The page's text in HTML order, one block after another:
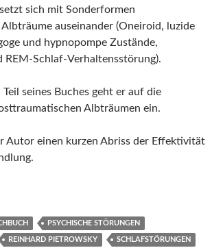
sich mit Sonderformen
auseinander (Oneiroid, luzide
und hypnopompe Zustände,
REM‑Schlaf-Verhaltensstörung).
seines Buches geht er auf die
Albträumen ein.
Autor einen kurzen Abriss der Effektivität
Wechselwirkungen zwischen Traum
PSYCHISCHE STÖRUNGEN
REINHARD PIETROWSKY SCHLAFSTÖRUNGEN